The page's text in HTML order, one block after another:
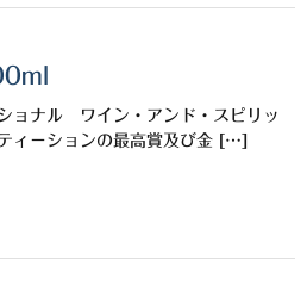
ョナル ワイン・アンド・スピリッ
ィ－ションの最高賞及び金 […]